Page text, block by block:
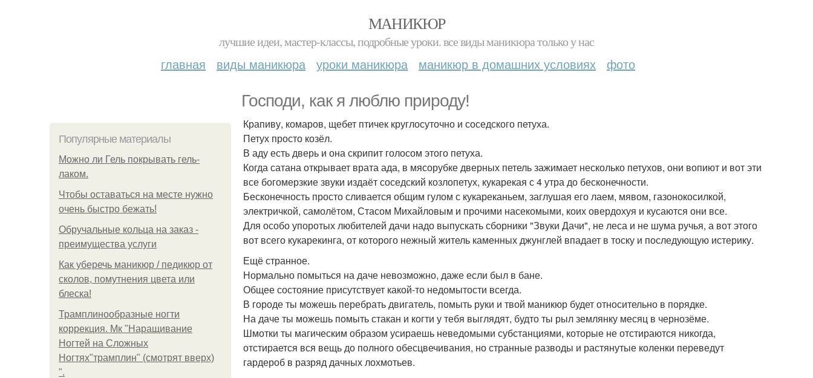
МАНИКЮР
лучшие идеи, мастер-классы, подробные уроки. все виды маникюра только у нас
главная виды маникюра уроки маникюра маникюр в домашних условиях фото
Господи, как я люблю природу!
Популярные материалы
Можно ли Гель покрывать гель-
лаком.
Чтобы оставаться на месте нужно
очень быстро бежать!
Обручальные кольца на заказ -
преимущества услуги
Как уберечь маникюр / педикюр от
сколов, помутнения цвета или
блеска!
Трамплинообразные ногти
коррекция. Мк "Наращивание
Ногтей на Сложных
Ногтях"трамплин" (смотрят вверх)
".
Крапиву, комаров, щебет птичек круглосуточно и соседского петуха.
Петух просто козёл.
В аду есть дверь и она скрипит голосом этого петуха.
Когда сатана открывает врата ада, в мясорубке дверных петель зажимает несколько петухов, они вопиют и вот эти
все богомерзкие звуки издаёт соседский козлопетух, кукарекая с 4 утра до бесконечности.
Бесконечность просто сливается общим гулом с кукареканьем, заглушая его лаем, мявом, газонокосилкой,
электричкой, самолётом, Стасом Михайловым и прочими насекомыми, коих овердохуя и кусаются они все.
Для особо упоротых любителей дачи надо выпускать сборники "Звуки Дачи", не леса и не шума ручья, а вот этого
вот всего кукарекинга, от которого нежный житель каменных джунглей впадает в тоску и последующую истерику.
Ещё странное.
Нормально помыться на даче невозможно, даже если был в бане.
Общее состояние присутствует какой-то недомытости всегда.
В городе ты можешь перебрать двигатель, помыть руки и твой маникюр будет относительно в порядке.
На даче ты можешь помыть стакан и когти у тебя выглядят, будто ты рыл землянку месяц в чернозёме.
Шмотки ты магическим образом усираешь неведомыми субстанциями, которые не отстираются никогда,
отстирается вся вещь до полного обесцвечивания, но странные разводы и растянутые коленки переведут
гардероб в разряд дачных лохмотьев.